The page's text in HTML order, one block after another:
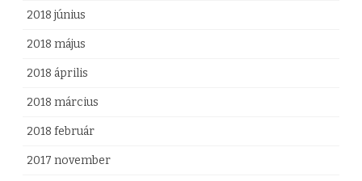
2018 június
2018 május
2018 április
2018 március
2018 február
2017 november